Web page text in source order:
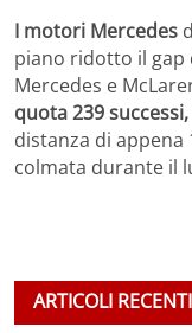
I motori Mercedes
piano ridotto il gap
Mercedes e
quota 239
distanza di
colmata durante il
ARTICOLI RECENTI